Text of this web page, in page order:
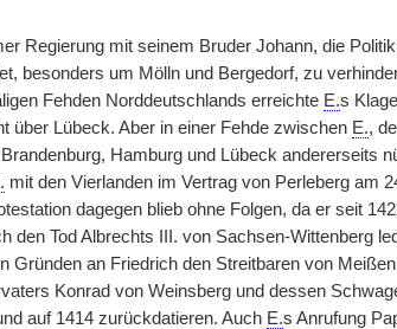
Regierung mit seinem Bruder Johann, die
besonders um Mölln und Bergedorf, zu
Fehden Norddeutschlands erreichte E.s
über Lübeck. Aber in einer Fehde zwischen E.,
Hamburg und Lübeck andererseits
mit den Vierlanden im Vertrag von Perleberg am
dagegen blieb ohne Folgen, da er seit
den Tod Albrechts III. von Sachsen-Wittenberg
Gründen an Friedrich den Streitbaren von
Konrad von Weinsberg und dessen
auf 1414 zurückdatieren. Auch E.s Anrufung